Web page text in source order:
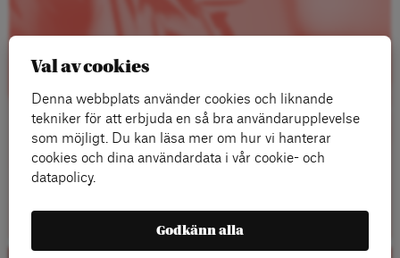
Val av cookies
Denna webbplats använder cookies och liknande
tekniker för att erbjuda en så bra användarupplevelse
som möjligt. Du kan läsa mer om hur vi hanterar
cookies och dina användardata i vår cookie- och
datapolicy.
Godkänn alla